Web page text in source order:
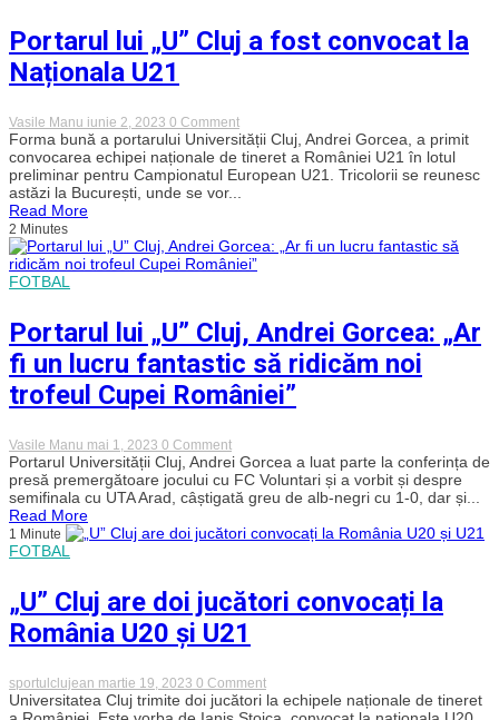
EURO
2023
Portarul lui „U” Cluj a fost convocat la
Naționala U21
Vasile Manu iunie 2, 2023 0 Commenton
Portarul
lui
„U”
Cluj
a
la
Naționala
U21
Forma bună a portarului Universității Cluj, Andrei Gorcea, a primit
convocarea echipei naționale de tineret a României U21 în lotul
preliminar pentru Campionatul European U21. Tricolorii se reunesc
astăzi la București, unde se vor...
Read More
2 Minutes
FOTBAL
Portarul lui „U” Cluj, Andrei Gorcea: „Ar
fi un lucru fantastic să ridicăm noi
trofeul Cupei României”
Vasile Manu mai 1, 2023 0 Commenton
Portarul
lui
„U”
Cluj,
Gorcea:
lucru
fantastic
să
ridicăm
trofeul
Cupei
României”
Portarul Universității Cluj, Andrei Gorcea a luat parte la conferința de
presă premergătoare jocului cu FC Voluntari și a vorbit și despre
semifinala cu UTA Arad, câștigată greu de alb-negri cu 1-0, dar și...
Read More
1 Minute
FOTBAL
„U” Cluj are doi jucători convocați la
România U20 și U21
sportulclujean martie 19, 2023 0 Commenton
„U”
Cluj
Universitatea Cluj trimite doi jucători la echipele naționale de tineret